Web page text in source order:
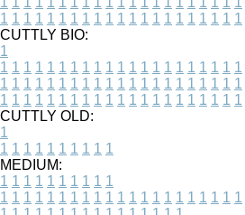
1 1 1 1 1 1 1 1 1 1 1 1 1 1 1 1 1 1 1 1 1
CUTTLY BIO:
1
1 1 1 1 1 1 1 1 1 1 1 1 1 1 1 1 1 1 1 1 1
1 1 1 1 1 1 1 1 1 1 1 1 1 1 1 1 1 1 1 1 1
1 1 1 1 1 1 1 1 1 1 1 1 1 1 1 1 1 1 1 1 1
CUTTLY OLD:
1
1 1 1 1 1 1 1 1 1 1
MEDIUM:
1 1 1 1 1 1 1 1 1 1
1 1 1 1 1 1 1 1 1 1 1 1 1 1 1 1 1 1 1 1 1